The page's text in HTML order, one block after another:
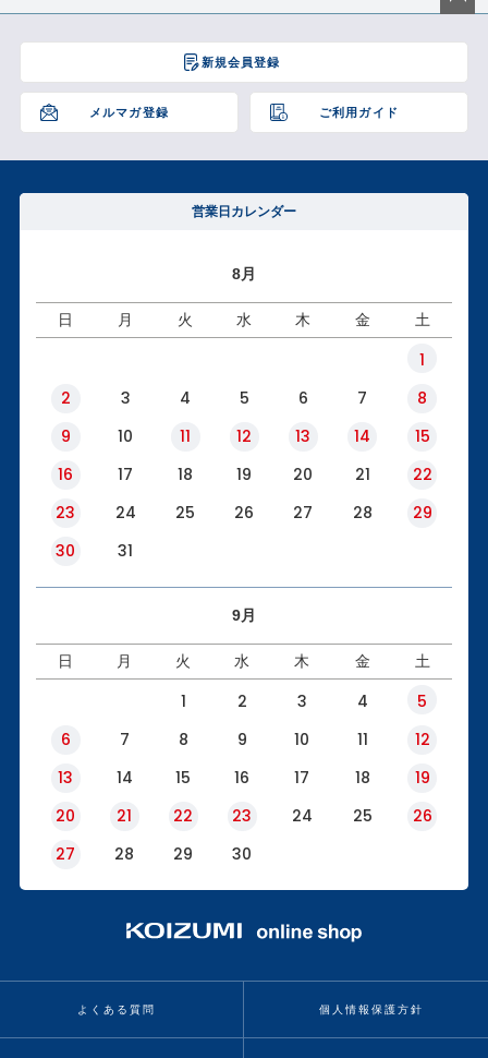
新規会員登録
メルマガ登録 ご利用ガイド
ジト
へ
営業日カレンダー
8月
日 月 火 水 木 金 土
1
2
3 4 5 6 7
8
9
10 11 12 13 14
15
16
17 18 19 20 21
22
23
24 25 26 27 28
29
30
31
9月
日 月 火 水 木 金 土
1 2 3 4
5
6
7 8 9 10 11
12
13
14 15 16 17 18
19
20
21 22 23 24 25
26
27
28 29 30
よくある質問 個人情報保護方針